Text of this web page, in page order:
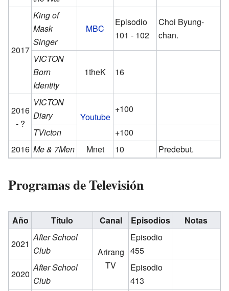
2017
King of
Mask
Singer
MBC
Episodio
101 - 102
Choi Byung-
chan.
VICTON
Born
Identity
1theK 16
2016
- ?
VICTON
Diary
Youtube
+100
TVicton
+100
2016 Me & 7Men Mnet 10 Predebut.
Programas de Televisión
Año Título Canal Episodios
Notas
2021
After School
Club
Arirang
TV
Episodio
455
2020
After School
Club
Episodio
413